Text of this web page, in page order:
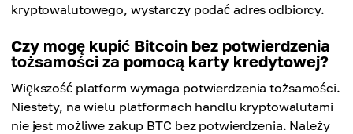
kryptowalutowego, wystarczy podać adres odbiorcy.
Czy mogę kupić Bitcoin bez potwierdzenia
tożsamości za pomocą karty kredytowej?
Większość platform wymaga potwierdzenia tożsamości.
Niestety, na wielu platformach handlu kryptowalutami
nie jest możliwe zakup BTC bez potwierdzenia. Należy